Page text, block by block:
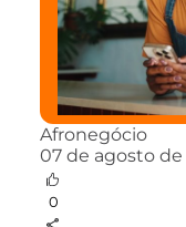
Afronegócio
07 de agosto de
0